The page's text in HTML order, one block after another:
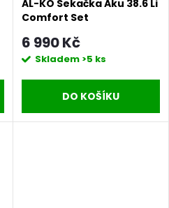
AL-KO Sekačka Aku 38.6 Li
Comfort Set
6 990 Kč
Skladem >5 ks
DO KOŠÍKU